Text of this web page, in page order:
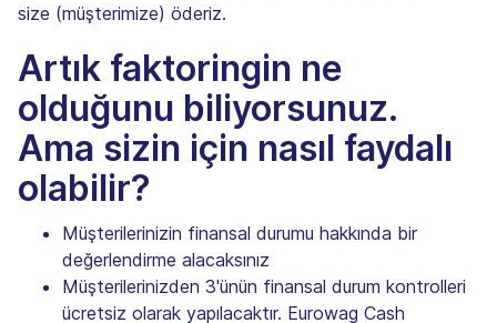
size (müşterimize) öderiz.
Artık faktoringin ne
olduğunu biliyorsunuz.
Ama sizin için nasıl faydalı
olabilir?
Müşterilerinizin finansal durumu hakkında bir
değerlendirme alacaksınız
Müşterilerinizden 3'ünün finansal durum kontrolleri
ücretsiz olarak yapılacaktır. Eurowag Cash